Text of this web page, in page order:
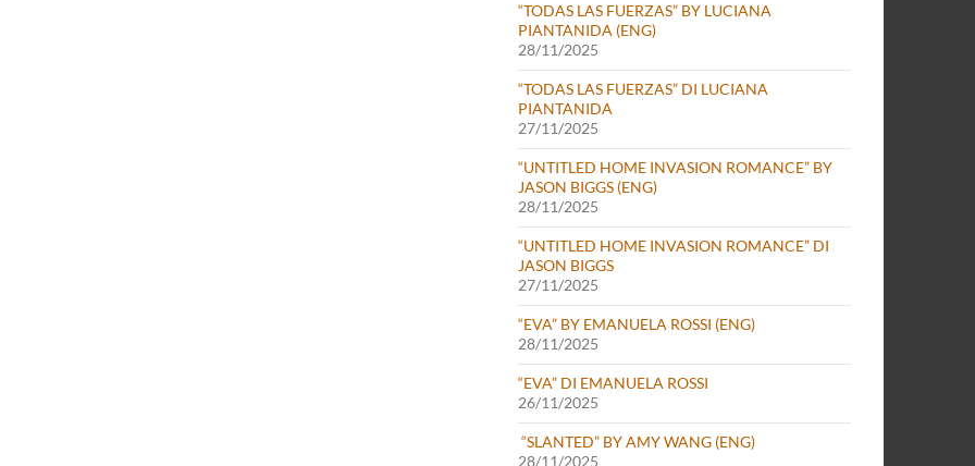
“TODAS LAS FUERZAS” BY LUCIANA
PIANTANIDA (ENG)
28/11/2025
“TODAS LAS FUERZAS” DI LUCIANA
PIANTANIDA
27/11/2025
“UNTITLED HOME INVASION ROMANCE” BY
JASON BIGGS (ENG)
28/11/2025
“UNTITLED HOME INVASION ROMANCE” DI
JASON BIGGS
27/11/2025
“EVA” BY EMANUELA ROSSI (ENG)
28/11/2025
“EVA” DI EMANUELA ROSSI
26/11/2025
“SLANTED” BY AMY WANG (ENG)
28/11/2025